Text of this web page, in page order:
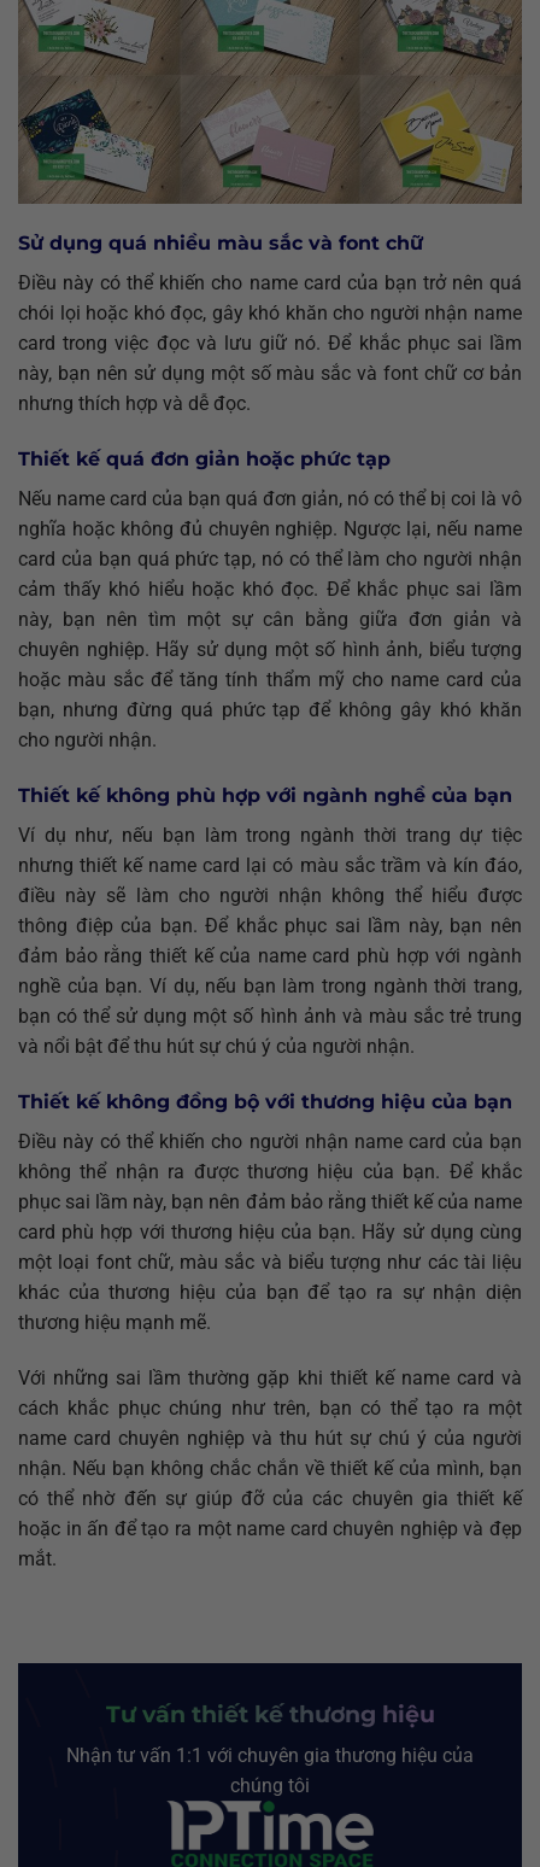
Sử dụng quá nhiều màu sắc và font chữ
Điều này có thể khiến cho name card của bạn trở nên quá
chói lọi hoặc khó đọc, gây khó khăn cho người nhận name
card trong việc đọc và lưu giữ nó. Để khắc phục sai lầm
này, bạn nên sử dụng một số màu sắc và font chữ cơ bản
nhưng thích hợp và dễ đọc.
Thiết kế quá đơn giản hoặc phức tạp
Nếu name card của bạn quá đơn giản, nó có thể bị coi là vô
nghĩa hoặc không đủ chuyên nghiệp. Ngược lại, nếu name
card của bạn quá phức tạp, nó có thể làm cho người nhận
cảm thấy khó hiểu hoặc khó đọc. Để khắc phục sai lầm
này, bạn nên tìm một sự cân bằng giữa đơn giản và
chuyên nghiệp. Hãy sử dụng một số hình ảnh, biểu tượng
hoặc màu sắc để tăng tính thẩm mỹ cho name card của
bạn, nhưng đừng quá phức tạp để không gây khó khăn
cho người nhận.
Thiết kế không phù hợp với ngành nghề của bạn
Ví dụ như, nếu bạn làm trong ngành thời trang dự tiệc
nhưng thiết kế name card lại có màu sắc trầm và kín đáo,
điều này sẽ làm cho người nhận không thể hiểu được
thông điệp của bạn. Để khắc phục sai lầm này, bạn nên
đảm bảo rằng thiết kế của name card phù hợp với ngành
nghề của bạn. Ví dụ, nếu bạn làm trong ngành thời trang,
bạn có thể sử dụng một số hình ảnh và màu sắc trẻ trung
và nổi bật để thu hút sự chú ý của người nhận.
Thiết kế không đồng bộ với thương hiệu của bạn
Điều này có thể khiến cho người nhận name card của bạn
không thể nhận ra được thương hiệu của bạn. Để khắc
phục sai lầm này, bạn nên đảm bảo rằng thiết kế của name
card phù hợp với thương hiệu của bạn. Hãy sử dụng cùng
một loại font chữ, màu sắc và biểu tượng như các tài liệu
khác của thương hiệu của bạn để tạo ra sự nhận diện
thương hiệu mạnh mẽ.
Với những sai lầm thường gặp khi thiết kế name card và
cách khắc phục chúng như trên, bạn có thể tạo ra một
name card chuyên nghiệp và thu hút sự chú ý của người
nhận. Nếu bạn không chắc chắn về thiết kế của mình, bạn
có thể nhờ đến sự giúp đỡ của các chuyên gia thiết kế
hoặc in ấn để tạo ra một name card chuyên nghiệp và đẹp
mắt.
Tư vấn thiết kế thương hiệu
Nhận tư vấn 1:1 với chuyên gia thương hiệu của
chúng tôi